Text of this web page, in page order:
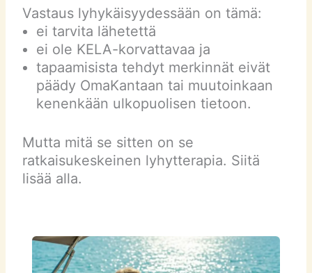
Vastaus lyhykäisyydessään on tämä:
ei tarvita lähetettä
ei ole KELA-korvattavaa ja
tapaamisista tehdyt merkinnät eivät
päädy OmaKantaan tai muutoinkaan
kenenkään ulkopuolisen tietoon.
Mutta mitä se sitten on se
ratkaisukeskeinen lyhytterapia. Siitä
lisää alla.